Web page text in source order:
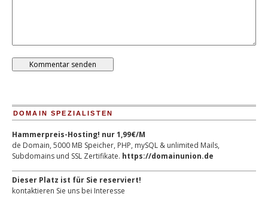
DOMAIN SPEZIALISTEN
Hammerpreis-Hosting! nur 1,99€/M
de Domain, 5000 MB Speicher, PHP, mySQL & unlimited Mails,
Subdomains und SSL Zertifikate. https://domainunion.de
Dieser Platz ist für Sie reserviert!
kontaktieren Sie uns bei Interesse